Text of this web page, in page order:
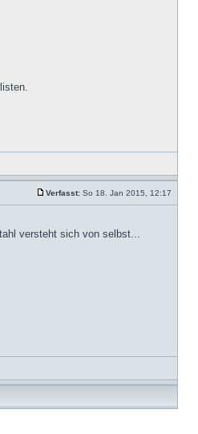
Verfasst: So 18. Jan 2015, 12:17
versteht sich von selbst...